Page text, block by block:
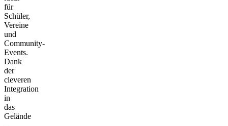
für
Schüler,
Vereine
und
Community-
Events.
Dank
der
cleveren
Integration
in
das
Gelände